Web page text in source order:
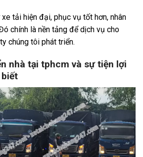
tải hiện đại, phục vụ tốt hơn, nhân
chính là nền tảng để dịch vụ cho
chúng tôi phát triển.
nhà tại tphcm và sự tiện lợi